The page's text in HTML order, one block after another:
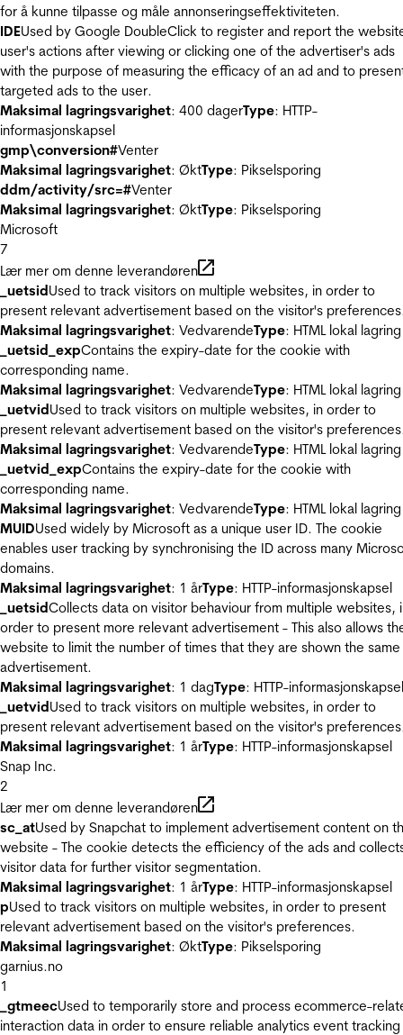
for å kunne tilpasse og måle annonseringseffektiviteten.
IDEUsed by Google DoubleClick to register and report the
user's actions after viewing or clicking one of the advertiser's ads
with the purpose of measuring the efficacy of an ad and to
targeted ads to the user.
Maksimal lagringsvarighet: 400 dagerType: HTTP-
informasjonskapsel
gmp\conversion#Venter
Maksimal lagringsvarighet: ØktType: Pikselsporing
ddm/activity/src=#Venter
Maksimal lagringsvarighet: ØktType: Pikselsporing
Microsoft
7
Lær mer om denne leverandøren
_uetsidUsed to track visitors on multiple websites, in order to
present relevant advertisement based on the visitor's
Maksimal lagringsvarighet: VedvarendeType: HTML lokal lagring
_uetsid_expContains the expiry-date for the cookie with
corresponding name.
Maksimal lagringsvarighet: VedvarendeType: HTML lokal lagring
_uetvidUsed to track visitors on multiple websites, in order to
present relevant advertisement based on the visitor's
Maksimal lagringsvarighet: VedvarendeType: HTML lokal lagring
_uetvid_expContains the expiry-date for the cookie with
corresponding name.
Maksimal lagringsvarighet: VedvarendeType: HTML lokal lagring
MUIDUsed widely by Microsoft as a unique user ID. The cookie
enables user tracking by synchronising the ID across many
domains.
Maksimal lagringsvarighet: 1 årType: HTTP-informasjonskapsel
_uetsidCollects data on visitor behaviour from multiple websites,
order to present more relevant advertisement - This also allows
website to limit the number of times that they are shown the same
advertisement.
Maksimal lagringsvarighet: 1 dagType: HTTP-informasjonskapsel
_uetvidUsed to track visitors on multiple websites, in order to
present relevant advertisement based on the visitor's
Maksimal lagringsvarighet: 1 årType: HTTP-informasjonskapsel
Snap Inc.
2
Lær mer om denne leverandøren
sc_atUsed by Snapchat to implement advertisement content on
website - The cookie detects the efficiency of the ads and
visitor data for further visitor segmentation.
Maksimal lagringsvarighet: 1 årType: HTTP-informasjonskapsel
pUsed to track visitors on multiple websites, in order to present
relevant advertisement based on the visitor's preferences.
Maksimal lagringsvarighet: ØktType: Pikselsporing
garnius.no
1
_gtmeecUsed to temporarily store and process ecommerce-
interaction data in order to ensure reliable analytics event tracking